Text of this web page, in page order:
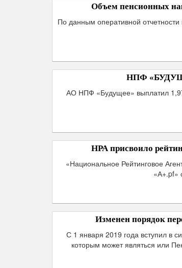
Объем пенсионных
По данным оперативной
НПФ
АО НПФ «Будущее» выплатил
НРА присвоило
«Национальное Рейтинговое
«А+.pf»
Изменен порядок
С 1 января 2019 года вступил в
которым может являться или